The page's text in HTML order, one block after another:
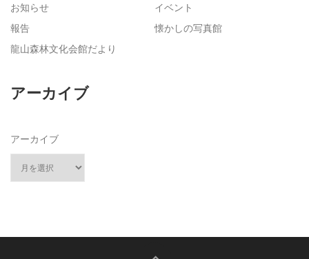
お知らせ
イベント
報告
懐かしの写真館
龍山森林文化会館だより
アーカイブ
アーカイブ